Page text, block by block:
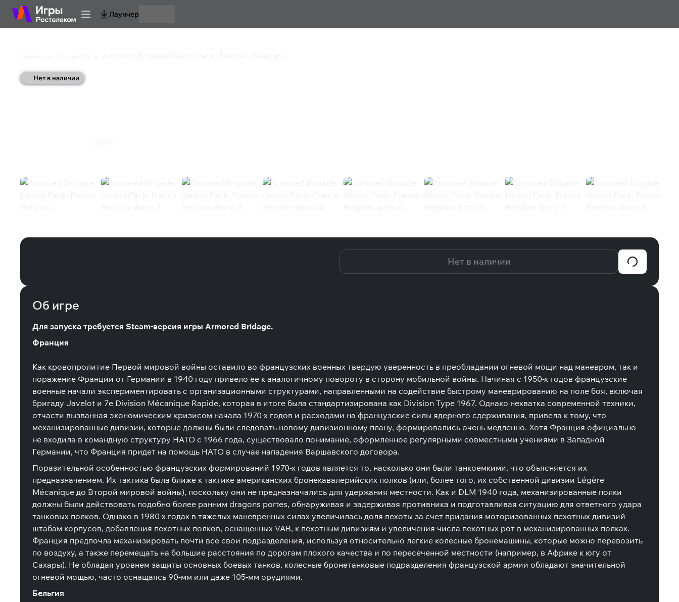
Лаунчер
Нет в наличии
Нет в наличии
Об игре
Для запуска требуется Steam-версия игры Armored Bridage.
Франция
Как кровопролитие Первой мировой войны оставило во французских военных твердую уверенность в преобладании огневой мощи над маневром, так и
поражение Франции от Германии в 1940 году привело ее к аналогичному повороту в сторону мобильной войны. Начиная с 1950-х годов французские
военные начали экспериментировать с организационными структурами, направленными на содействие быстрому маневрированию на поле боя, включая
бригаду Javelot и 7e Division Mécanique Rapide, которая в итоге была стандартизирована как Division Type 1967. Однако нехватка современной техники,
отчасти вызванная экономическим кризисом начала 1970-х годов и расходами на французские силы ядерного сдерживания, привела к тому, что
механизированные дивизии, которые должны были следовать новому дивизионному плану, формировались очень медленно. Хотя Франция официально
не входила в командную структуру НАТО с 1966 года, существовало понимание, оформленное регулярными совместными учениями в Западной
Германии, что Франция придет на помощь НАТО в случае нападения Варшавского договора.
Поразительной особенностью французских формирований 1970-х годов является то, насколько они были танкоемкими, что объясняется их
предназначением. Их тактика была ближе к тактике американских бронекавалерийских полков (или, более того, их собственной дивизии Légère
Mécanique до Второй мировой войны), поскольку они не предназначались для удержания местности. Как и DLM 1940 года, механизированные полки
должны были действовать подобно более ранним dragons portes, обнаруживая и задерживая противника и подготавливая ситуацию для ответного удара
танковых полков. Однако в 1980-х годах в тяжелых маневренных силах увеличилась доля пехоты за счет придания моторизованных пехотных дивизий
штабам корпусов, добавления пехотных полков, оснащенных VAB, к пехотным дивизиям и увеличения числа пехотных рот в механизированных полках.
Франция предпочла механизировать почти все свои подразделения, используя относительно легкие колесные бронемашины, которые можно перевозить
по воздуху, а также перемещать на большие расстояния по дорогам плохого качества и по пересеченной местности (например, в Африке к югу от
Сахары). Не обладая уровнем защиты основных боевых танков, колесные бронетанковые подразделения французской армии обладают значительной
огневой мощью, часто оснащаясь 90-мм или даже 105-мм орудиями.
Бельгия